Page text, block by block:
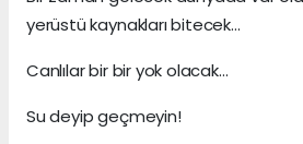
yerüstü kaynakları bitecek…
Canlılar bir bir yok olacak…
Su deyip geçmeyin!